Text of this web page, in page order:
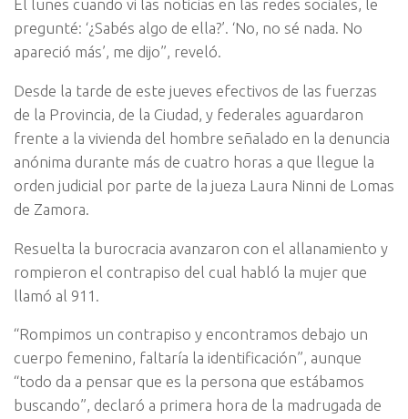
El lunes cuando vi las noticias en las redes sociales, le
pregunté: ‘¿Sabés algo de ella?’. ‘No, no sé nada. No
apareció más’, me dijo”, reveló.
Desde la tarde de este jueves efectivos de las fuerzas
de la Provincia, de la Ciudad, y federales aguardaron
frente a la vivienda del hombre señalado en la denuncia
anónima durante más de cuatro horas a que llegue la
orden judicial por parte de la jueza Laura Ninni de Lomas
de Zamora.
Resuelta la burocracia avanzaron con el allanamiento y
rompieron el contrapiso del cual habló la mujer que
llamó al 911.
“Rompimos un contrapiso y encontramos debajo un
cuerpo femenino, faltaría la identificación”, aunque
“todo da a pensar que es la persona que estábamos
buscando”, declaró a primera hora de la madrugada de